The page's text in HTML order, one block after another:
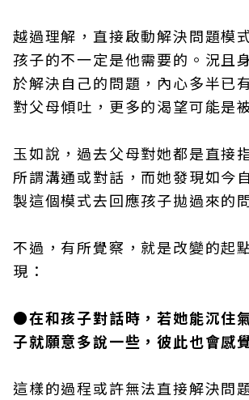
越過理解，直接啟動解決問題模
孩子的不一定是他需要的。況且
於解決自己的問題，內心多半已
對父母傾吐，更多的渴望可能是
玉如說，過去父母對她都是直接
所謂溝通或對話，而她發現如今
製這個模式去回應孩子拋過來的
不過，有所覺察，就是改變的起
現：
●在和孩子對話時，若她能沉住
子就願意多說一些，彼此也會感
這樣的過程或許無法直接解決問